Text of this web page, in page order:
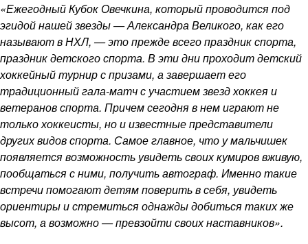
«Ежегодный Кубок Овечкина, который проводится под
эгидой нашей звезды — Александра Великого, как его
называют в НХЛ, — это прежде всего праздник спорта,
праздник детского спорта. В эти дни проходит детский
хоккейный турнир с призами, а завершает его
традиционный гала-матч с участием звезд хоккея и
ветеранов спорта. Причем сегодня в нем играют не
только хоккеисты, но и известные представители
других видов спорта. Самое главное, что у мальчишек
появляется возможность увидеть своих кумиров вживую,
пообщаться с ними, получить автограф. Именно такие
встречи помогают детям поверить в себя, увидеть
ориентиры и стремиться однажды добиться таких же
высот, а возможно — превзойти своих наставников».